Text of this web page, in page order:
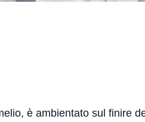
è ambientato sul finire